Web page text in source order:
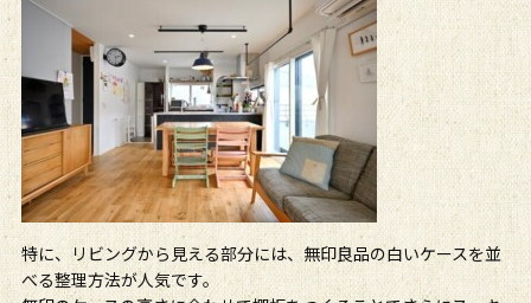
特に、リビングから見える部分には、無印良品の白いケースを並
べる整理方法が人気です。